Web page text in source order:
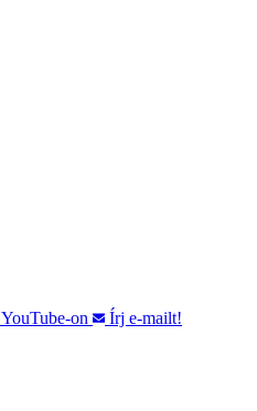
YouTube-on
Írj e-mailt!